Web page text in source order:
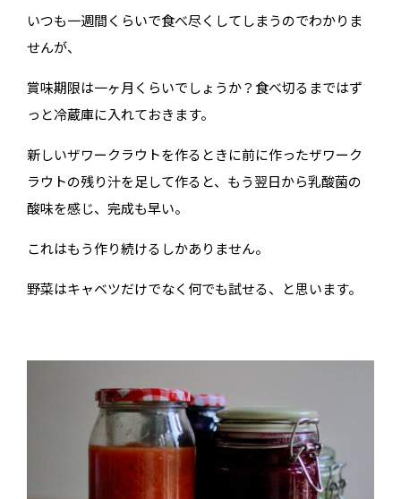
いつも一週間くらいで食べ尽くしてしまうのでわかりま
せんが、
賞味期限は一ヶ月くらいでしょうか？食べ切るまではず
っと冷蔵庫に入れておきます。
新しいザワークラウトを作るときに前に作ったザワーク
ラウトの残り汁を足して作ると、もう翌日から乳酸菌の
酸味を感じ、完成も早い。
これはもう作り続けるしかありません。
野菜はキャベツだけでなく何でも試せる、と思います。